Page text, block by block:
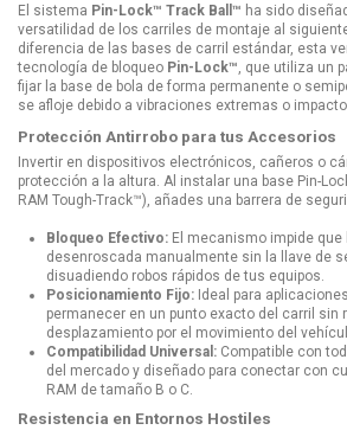
El sistema Pin-Lock™ Track Ball™ ha sido
versatilidad de los carriles de montaje al
diferencia de las bases de carril estándar, esta
tecnología de bloqueo Pin-Lock™, que utiliza un
fijar la base de bola de forma permanente o
se afloje debido a vibraciones extremas o
Protección Antirrobo para tus Accesorios
Invertir en dispositivos electrónicos, cañeros o
protección a la altura. Al instalar una base Pin-
RAM Tough-Track™), añades una barrera de
Bloqueo Efectivo: El mecanismo impide que
desenroscada manualmente sin la llave de
disuadiendo robos rápidos de tus equipos.
Posicionamiento Fijo: Ideal para
permanecer en un punto exacto del carril sin
desplazamiento por el movimiento del
Compatibilidad Universal: Compatible con
del mercado y diseñado para conectar con
RAM de tamaño B o C.
Resistencia en Entornos Hostiles